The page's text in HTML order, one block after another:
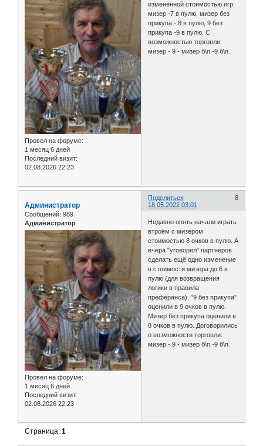
Провел на форуме:
1 месяц 6 дней
Последний визит:
02.08.2026 22:23
изменённой стоимостью игр:
мизер -7 в пулю, мизер без
прикупа - 8 в пулю, 9 без
прикупа -9 в пулю. С
возможностью торговли:
мизер - 9 - мизер б\п -9 б\п.
Поделиться
8
18.05.2022 03:01
Администратор
Сообщений: 989
Администратор
Провел на форуме:
1 месяц 6 дней
Последний визит:
02.08.2026 22:23
Недавно опять начали играть
втроём с мизером
стоимостью 8 очков в пулю. А
вчера "уговорил" партнёров
сделать ещё одно изменение
в стоимости мизера до 6 в
пулю (для возвращения
логики в правила
преферанса). "9 без прикупа"
оценили в 9 очков в пулю.
Мизер без прикупа оценили в
8 очков в пулю. Договорились
о возможности торговли:
мизер - 9 - мизер б\п -9 б\п.
Страница:1